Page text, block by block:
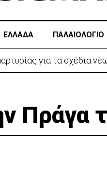
ΕΛΛΑΔΑ ΠΑΛΑΙΟΛΟΓΙΟ
λόγω της Θέουτα:
Πράγα